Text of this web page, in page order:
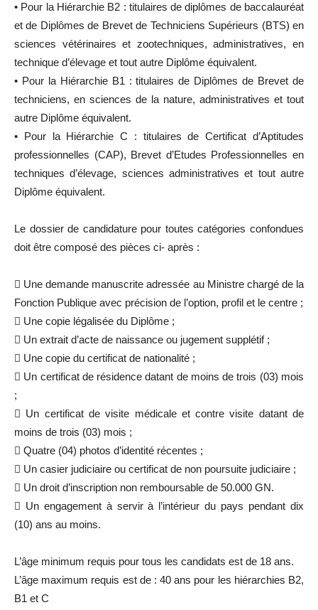
• Pour la Hiérarchie B2 : titulaires de diplômes de baccalauréat
et de Diplômes de Brevet de Techniciens Supérieurs (BTS) en
sciences vétérinaires et zootechniques, administratives, en
technique d’élevage et tout autre Diplôme équivalent.
• Pour la Hiérarchie B1 : titulaires de Diplômes de Brevet de
techniciens, en sciences de la nature, administratives et tout
autre Diplôme équivalent.
• Pour la Hiérarchie C : titulaires de Certificat d’Aptitudes
professionnelles (CAP), Brevet d’Etudes Professionnelles en
techniques d’élevage, sciences administratives et tout autre
Diplôme équivalent.
Le dossier de candidature pour toutes catégories confondues
doit être composé des pièces ci- après :
 Une demande manuscrite adressée au Ministre chargé de la
Fonction Publique avec précision de l’option, profil et le centre ;
 Une copie légalisée du Diplôme ;
 Un extrait d’acte de naissance ou jugement supplétif ;
 Une copie du certificat de nationalité ;
 Un certificat de résidence datant de moins de trois (03) mois
;
 Un certificat de visite médicale et contre visite datant de
moins de trois (03) mois ;
 Quatre (04) photos d’identité récentes ;
 Un casier judiciaire ou certificat de non poursuite judiciaire ;
 Un droit d’inscription non remboursable de 50.000 GN.
 Un engagement à servir à l’intérieur du pays pendant dix
(10) ans au moins.
L’âge minimum requis pour tous les candidats est de 18 ans.
L’âge maximum requis est de : 40 ans pour les hiérarchies B2,
B1 et C